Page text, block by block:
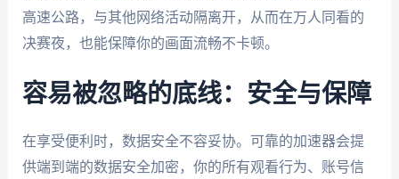
高速公路，与其他网络活动隔离开，从而在万人同看的
决赛夜，也能保障你的画面流畅不卡顿。
容易被忽略的底线：安全与保障
在享受便利时，数据安全不容妥协。可靠的加速器会提
供端到端的数据安全加密，你的所有观看行为、账号信